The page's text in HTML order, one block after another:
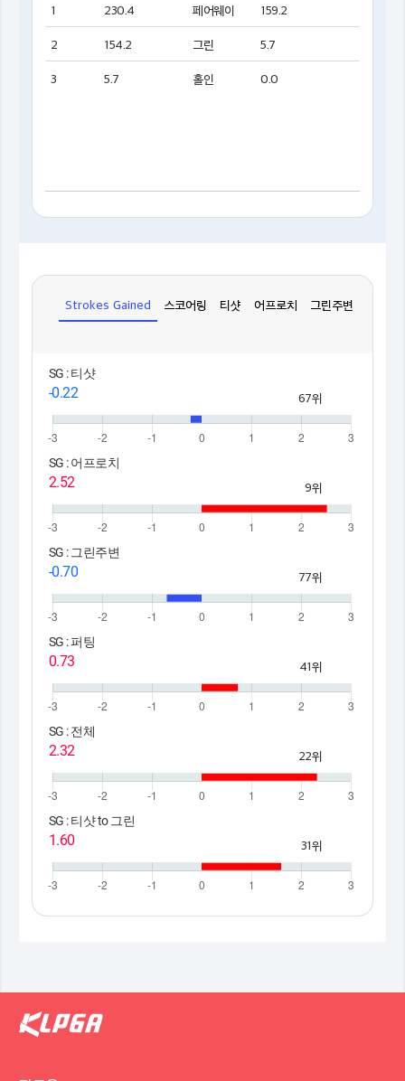
1 230.4 페어웨이 159.2
2 154.2 그린 5.7
3 5.7 홀인 0.0
Strokes Gained 스코어링 티샷 어프로치 그린주변
SG : 티샷
-0.22 67위
SG : 어프로치
2.52 9위
SG : 그린주변
-0.70 77위
SG : 퍼팅
0.73 41위
SG : 전체
2.32 22위
SG : 티샷 to 그린
1.60 31위